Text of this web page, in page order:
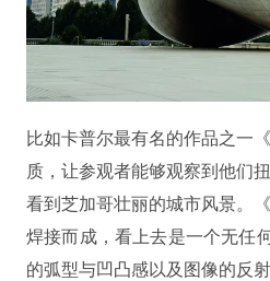
比如卡普尔最有名的作品之一
质，让参观者能够观察到他们
看到芝加哥壮丽的城市风景。
焊接而成，看上去是一个无任
的弧型与凹凸感以及图像的反